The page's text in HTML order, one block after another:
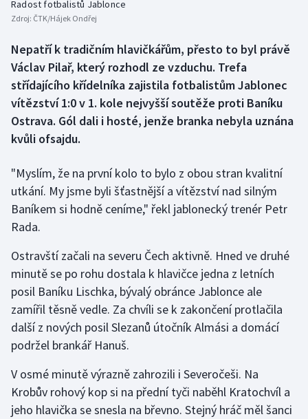
Boby a skeleton
Box
Curling
Florbal
Futsal
Golf
Házená
Jezdectví
Judo
Krasobruslení
Lezení
AZ kvíz
Radost fotbalistů Jablonce
Zdroj: ČTK/Hájek Ondřej
Nepatří k tradičním hlavičkářům, přesto to byl právě
Václav Pilař, který rozhodl ze vzduchu. Trefa
střídajícího křídelníka zajistila fotbalistům Jablonec
vítězství 1:0 v 1. kole nejvyšší soutěže proti Baníku
Ostrava. Gól dali i hosté, jenže branka nebyla uznána
kvůli ofsajdu.
"Myslím, že na první kolo to bylo z obou stran kvalitní
utkání. My jsme byli šťastnější a vítězství nad silným
Baníkem si hodně ceníme," řekl jablonecký trenér Petr
Rada.
Ostravští začali na severu Čech aktivně. Hned ve druhé
minutě se po rohu dostala k hlavičce jedna z letních
posil Baníku Lischka, bývalý obránce Jablonce ale
zamířil těsně vedle. Za chvíli se k zakončení protlačila
další z nových posil Slezanů útočník Almási a domácí
podržel brankář Hanuš.
V osmé minutě výrazně zahrozili i Severočeši. Na
Krobův rohový kop si na přední tyči naběhl Kratochvíl a
jeho hlavička se snesla na břevno. Stejný hráč měl šanci